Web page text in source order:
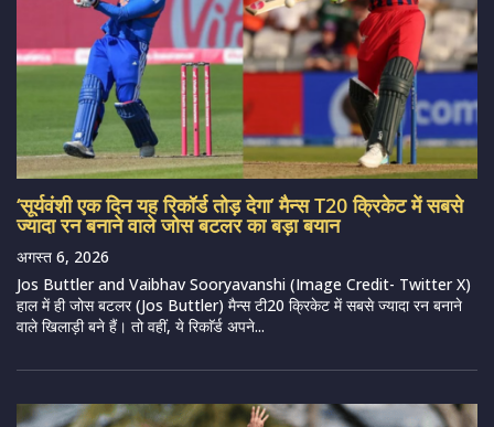
‘सूर्यवंशी एक दिन यह रिकॉर्ड तोड़ देगा’ मैन्स T20 क्रिकेट में सबसे
ज्यादा रन बनाने वाले जोस बटलर का बड़ा बयान
अगस्त 6, 2026
Jos Buttler and Vaibhav Sooryavanshi (Image Credit- Twitter X)
हाल में ही जोस बटलर (Jos Buttler) मैन्स टी20 क्रिकेट में सबसे ज्यादा रन बनाने
वाले खिलाड़ी बने हैं। तो वहीं, ये रिकाॅर्ड अपने...